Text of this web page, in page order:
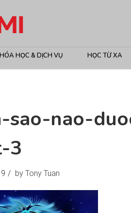
HỌC & DỊCH VỤ HỌC TỪ XA
sao-nao-
3
/ by Tony Tuan